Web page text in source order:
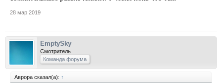
28 мар 2019
EmptySky
Смотритель
Команда форума
Аврора сказал(а): ↑